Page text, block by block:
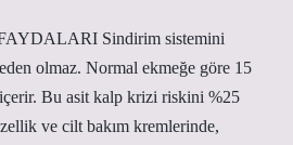
Sindirim sistemini
olmaz. Normal ekmeğe göre 15
Bu asit kalp krizi riskini %25
ve cilt bakım kremlerinde,